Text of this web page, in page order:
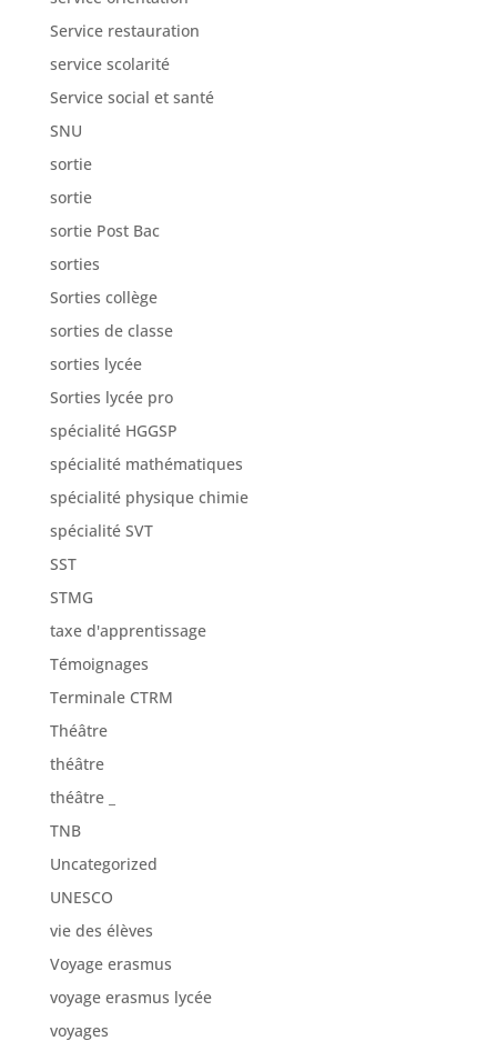
Service restauration
service scolarité
Service social et santé
SNU
sortie
sortie
sortie Post Bac
sorties
Sorties collège
sorties de classe
sorties lycée
Sorties lycée pro
spécialité HGGSP
spécialité mathématiques
spécialité physique chimie
spécialité SVT
SST
STMG
taxe d'apprentissage
Témoignages
Terminale CTRM
Théâtre
théâtre
théâtre _
TNB
Uncategorized
UNESCO
vie des élèves
Voyage erasmus
voyage erasmus lycée
voyages